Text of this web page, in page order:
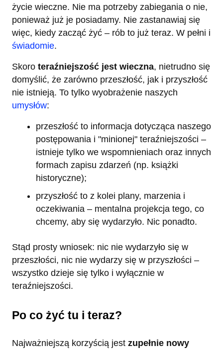
życie wieczne. Nie ma potrzeby zabiegania o nie,
ponieważ już je posiadamy. Nie zastanawiaj się
więc, kiedy zacząć żyć – rób to już teraz. W pełni i
świadomie.
Skoro teraźniejszość jest wieczna, nietrudno się
domyślić, że zarówno przeszłość, jak i przyszłość
nie istnieją. To tylko wyobrażenie naszych
umysłów:
przeszłość to informacja dotycząca naszego
postępowania i "minionej" teraźniejszości –
istnieje tylko we wspomnieniach oraz innych
formach zapisu zdarzeń (np. książki
historyczne);
przyszłość to z kolei plany, marzenia i
oczekiwania – mentalna projekcja tego, co
chcemy, aby się wydarzyło. Nic ponadto.
Stąd prosty wniosek: nic nie wydarzyło się w
przeszłości, nic nie wydarzy się w przyszłości –
wszystko dzieje się tylko i wyłącznie w
teraźniejszości.
Po co żyć tu i teraz?
Najważniejszą korzyścią jest zupełnie nowy